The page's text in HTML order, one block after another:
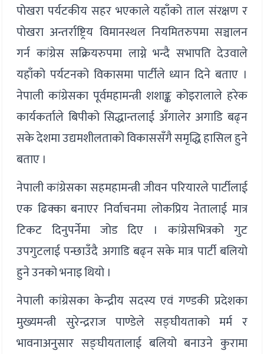
पोखरा पर्यटकीय सहर भएकाले यहाँको ताल संरक्षण र
पोखरा अन्तर्राष्ट्रिय विमानस्थल नियमितरुपमा सञ्चालन
गर्न कांग्रेस सक्रियरुपमा लाग्ने भन्दै सभापति देउवाले
यहाँको पर्यटनको विकासमा पार्टीले ध्यान दिने बताए ।
नेपाली कांग्रेसका पूर्वमहामन्त्री शशाङ्क कोइरालाले हरेक
कार्यकर्ताले बिपीको सिद्धान्तलाई अँगालेर अगाडि बढ्न
सके देशमा उद्यमशीलताको विकाससँगै समृद्धि हासिल हुने
बताए ।
नेपाली कांग्रेसका सहमहामन्त्री जीवन परियारले पार्टीलाई
एक ढिक्का बनाएर निर्वाचनमा लोकप्रिय नेतालाई मात्र
टिकट दिनुपर्नेमा जोड दिए । कांग्रेसभित्रको गुट
उपगुटलाई पन्छाउँदै अगाडि बढ्न सके मात्र पार्टी बलियो
हुने उनको भनाइ थियो ।
नेपाली कांग्रेसका केन्द्रीय सदस्य एवं गण्डकी प्रदेशका
मुख्यमन्त्री सुरेन्द्रराज पाण्डेले सङ्घीयताको मर्म र
भावनाअनुसार सङ्घीयतालाई बलियो बनाउने कुरामा